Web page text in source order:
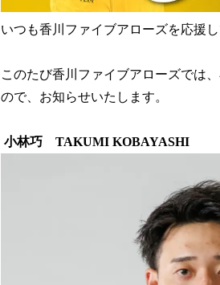
いつも香川ファイブアローズを応援
このたび香川ファイブアローズでは
ので、お知らせいたします。
小林巧 TAKUMI KOBAYASHI